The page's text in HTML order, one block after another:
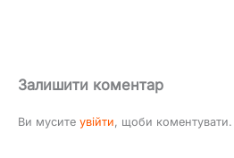
Залишити коментар
Ви мусите увійти, щоби коментувати.